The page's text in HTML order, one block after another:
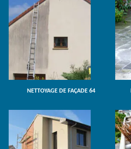
NETTOYAGE DE FAÇADE 64